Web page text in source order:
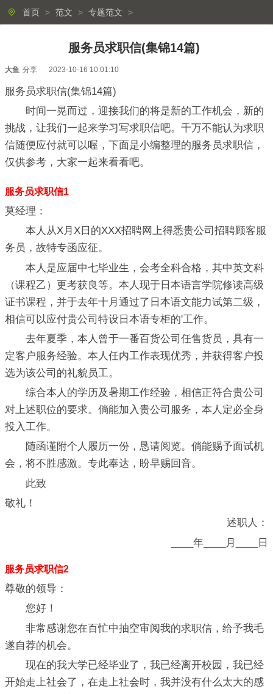
首页 > 范文 > 专题范文 >
服务员求职信(集锦14篇)
大鱼 分享 2023-10-16 10:01:10
服务员求职信(集锦14篇)
时间一晃而过，迎接我们的将是新的工作机会，新的
挑战，让我们一起来学习写求职信吧。千万不能认为求职
信随便应付就可以喔，下面是小编整理的服务员求职信，
仅供参考，大家一起来看看吧。
服务员求职信1
莫经理：
本人从X月X日的XXX招聘网上得悉贵公司招聘顾客服
务员，故特专函应征。
本人是应届中七毕业生，会考全科合格，其中英文科
（课程乙）更考获良等。本人现于日本语言学院修读高级
证书课程，并于去年十月通过了日本语文能力试第二级，
相信可以应付贵公司特设日本语专柜的'工作。
去年夏季，本人曾于一番百货公司任售货员，具有一
定客户服务经验。本人任内工作表现优秀，并获得客户投
选为该公司的礼貌员工。
综合本人的学历及暑期工作经验，相信正符合贵公司
对上述职位的要求。倘能加入贵公司服务，本人定必全身
投入工作。
随函谨附个人履历一份，恳请阅览。倘能赐予面试机
会，将不胜感激。专此奉达，盼早赐回音。
此致
敬礼！
述职人：
____年____月____日
服务员求职信2
尊敬的领导：
您好！
非常感谢您在百忙中抽空审阅我的求职信，给予我毛
遂自荐的机会。
现在的我大学已经毕业了，我已经离开校园，我已经
开始走上社会了，在走上社会时，我并没有什么太大的感